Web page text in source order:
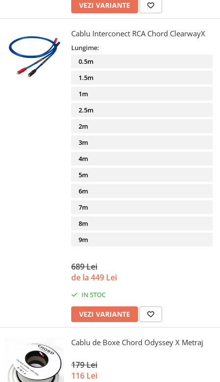
VEZI VARIANTE
Cablu Interconect RCA Chord ClearwayX
Lungime:
0.5m
1.5m
1m
2.5m
2m
3m
4m
5m
6m
7m
8m
9m
689 Lei
de la 449 Lei
IN STOC
VEZI VARIANTE
Cablu de Boxe Chord Odyssey X Metraj
179 Lei
116 Lei